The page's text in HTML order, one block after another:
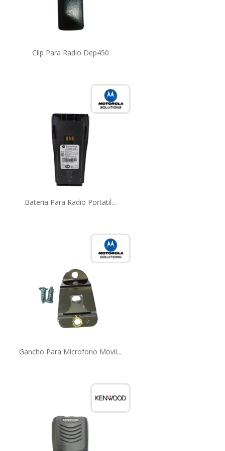
Clip Para Radio Dep450
Bateria Para Radio Portatil...
Gancho Para Microfono Movil...